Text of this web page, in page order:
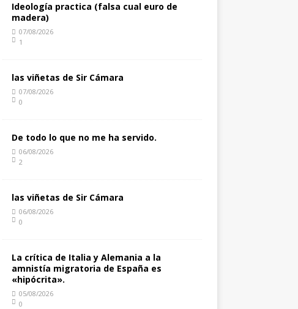
Ideología practica (falsa cual euro de
madera)
07/08/2026
1
las viñetas de Sir Cámara
07/08/2026
0
De todo lo que no me ha servido.
06/08/2026
2
las viñetas de Sir Cámara
06/08/2026
0
La crítica de Italia y Alemania a la
amnistía migratoria de España es
«hipócrita».
05/08/2026
0